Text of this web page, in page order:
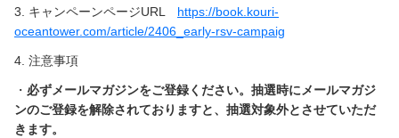
3. キャンペーンページURL https://book.kouri-
oceantower.com/article/2406_early-rsv-campaig
4. 注意事項
・ 必ずメールマガジンをご登録ください。抽選時にメールマガジ
ンのご登録を解除されておりますと、抽選対象外とさせていただ
きます。